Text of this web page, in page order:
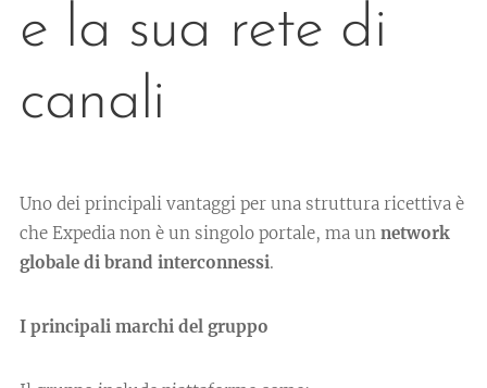
e la sua rete di
canali
Uno dei principali vantaggi per una struttura ricettiva è
che Expedia non è un singolo portale, ma un network
globale di brand interconnessi.
I principali marchi del gruppo